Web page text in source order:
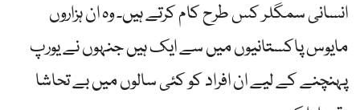
انسانی سمگلر کس طرح کام کرتے ہیں۔ وہ ان ہزاروں
مایوس پاکستانیوں میں سے ایک ہیں جنہوں نے یورپ
پہنچنے کے لیے ان افراد کو کئی سالوں میں بے تحاشا